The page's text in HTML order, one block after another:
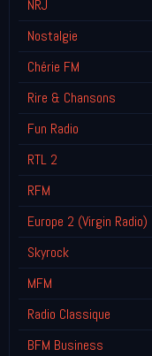
NRJ
Nostalgie
Chérie FM
Rire & Chansons
Fun Radio
RTL 2
RFM
Europe 2 (Virgin Radio)
Skyrock
MFM
Radio Classique
BFM Business